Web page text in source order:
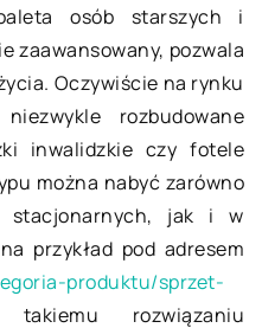
osób starszych i
zaawansowany, pozwala
Oczywiście na rynku
rozbudowane
inwalidzkie czy fotele
można nabyć zarówno
stacjonarnych, jak i w
przykład pod adresem
produktu/sprzet-
rozwiązaniu